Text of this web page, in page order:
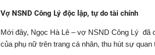
Vợ NSND Công Lý độc lập, tự do tài chính
Mới đây, Ngọc Hà Lê – vợ NSND Công Lý
của phụ nữ trên trang cá nhân, thu hút sự